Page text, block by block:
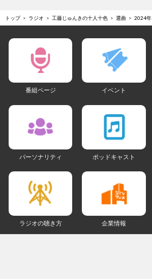
トップ ラジオ 工藤じゅんきの十人十色 選曲 2024年
番組ページ イベント
パーソナリティ ポッドキャスト
ラジオの聴き方 企業情報